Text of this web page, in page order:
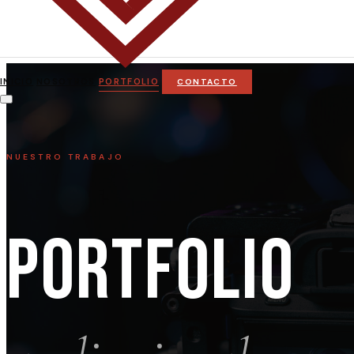
INICIO PORTFOLIO CONTACTO
NUESTRO TRABAJO
PORTFOLIO